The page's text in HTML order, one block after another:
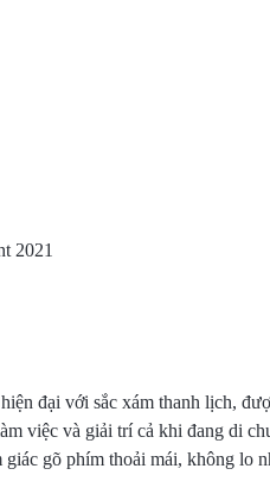
2021
đại với sắc xám thanh lịch,
việc và giải trí cả khi đang di
gõ phím thoải mái, không lo